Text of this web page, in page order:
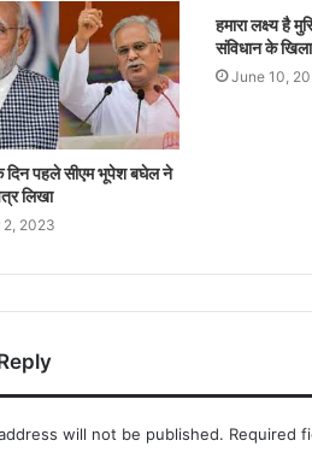
पहले सीएम भूपेश बघेल ने
लिखा
2, 2023
हमारा लक्ष्य है
संविधान के
June 10,
will not be published. Required